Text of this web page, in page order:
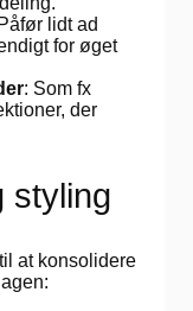
lidt ad
for øget
: Som fx
der
styling
at konsolidere